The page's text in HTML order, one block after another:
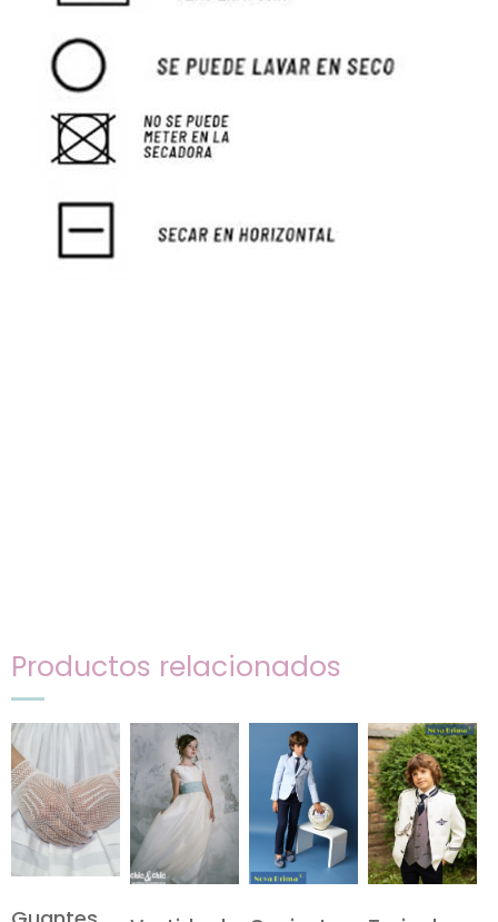
Productos relacionados